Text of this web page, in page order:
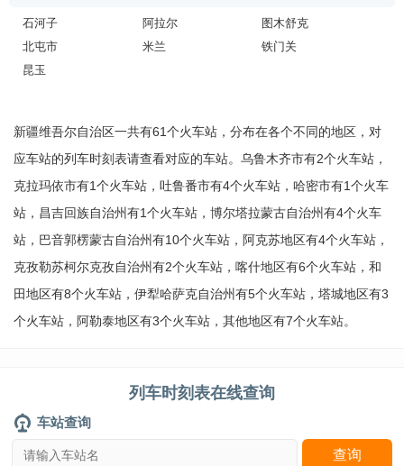
石河子 阿拉尔
图木舒克
北屯市
米兰
铁门关
昆玉
新疆维吾尔自治区一共有61个火车站，分布在各个不同的地区，对
应车站的列车时刻表请查看对应的车站。乌鲁木齐市有2个火车站，
克拉玛依市有1个火车站，吐鲁番市有4个火车站，哈密市有1个火车
站，昌吉回族自治州有1个火车站，博尔塔拉蒙古自治州有4个火车
站，巴音郭楞蒙古自治州有10个火车站，阿克苏地区有4个火车站，
克孜勒苏柯尔克孜自治州有2个火车站，喀什地区有6个火车站，和
田地区有8个火车站，伊犁哈萨克自治州有5个火车站，塔城地区有3
个火车站，阿勒泰地区有3个火车站，其他地区有7个火车站。
列车时刻表在线查询
车站查询